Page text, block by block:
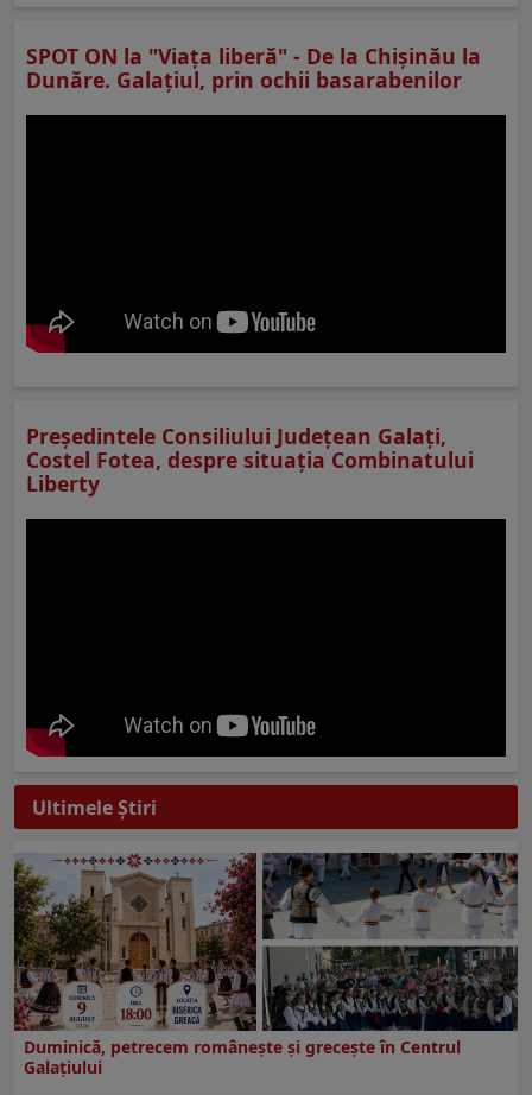
SPOT ON la "Viaţa liberă" - De la Chișinău la
Dunăre. Galațiul, prin ochii basarabenilor
Preşedintele Consiliului Judeţean Galaţi,
Costel Fotea, despre situaţia Combinatului
Liberty
Ultimele Ştiri
Duminică, petrecem româneşte şi greceşte în Centrul
Galaţiului